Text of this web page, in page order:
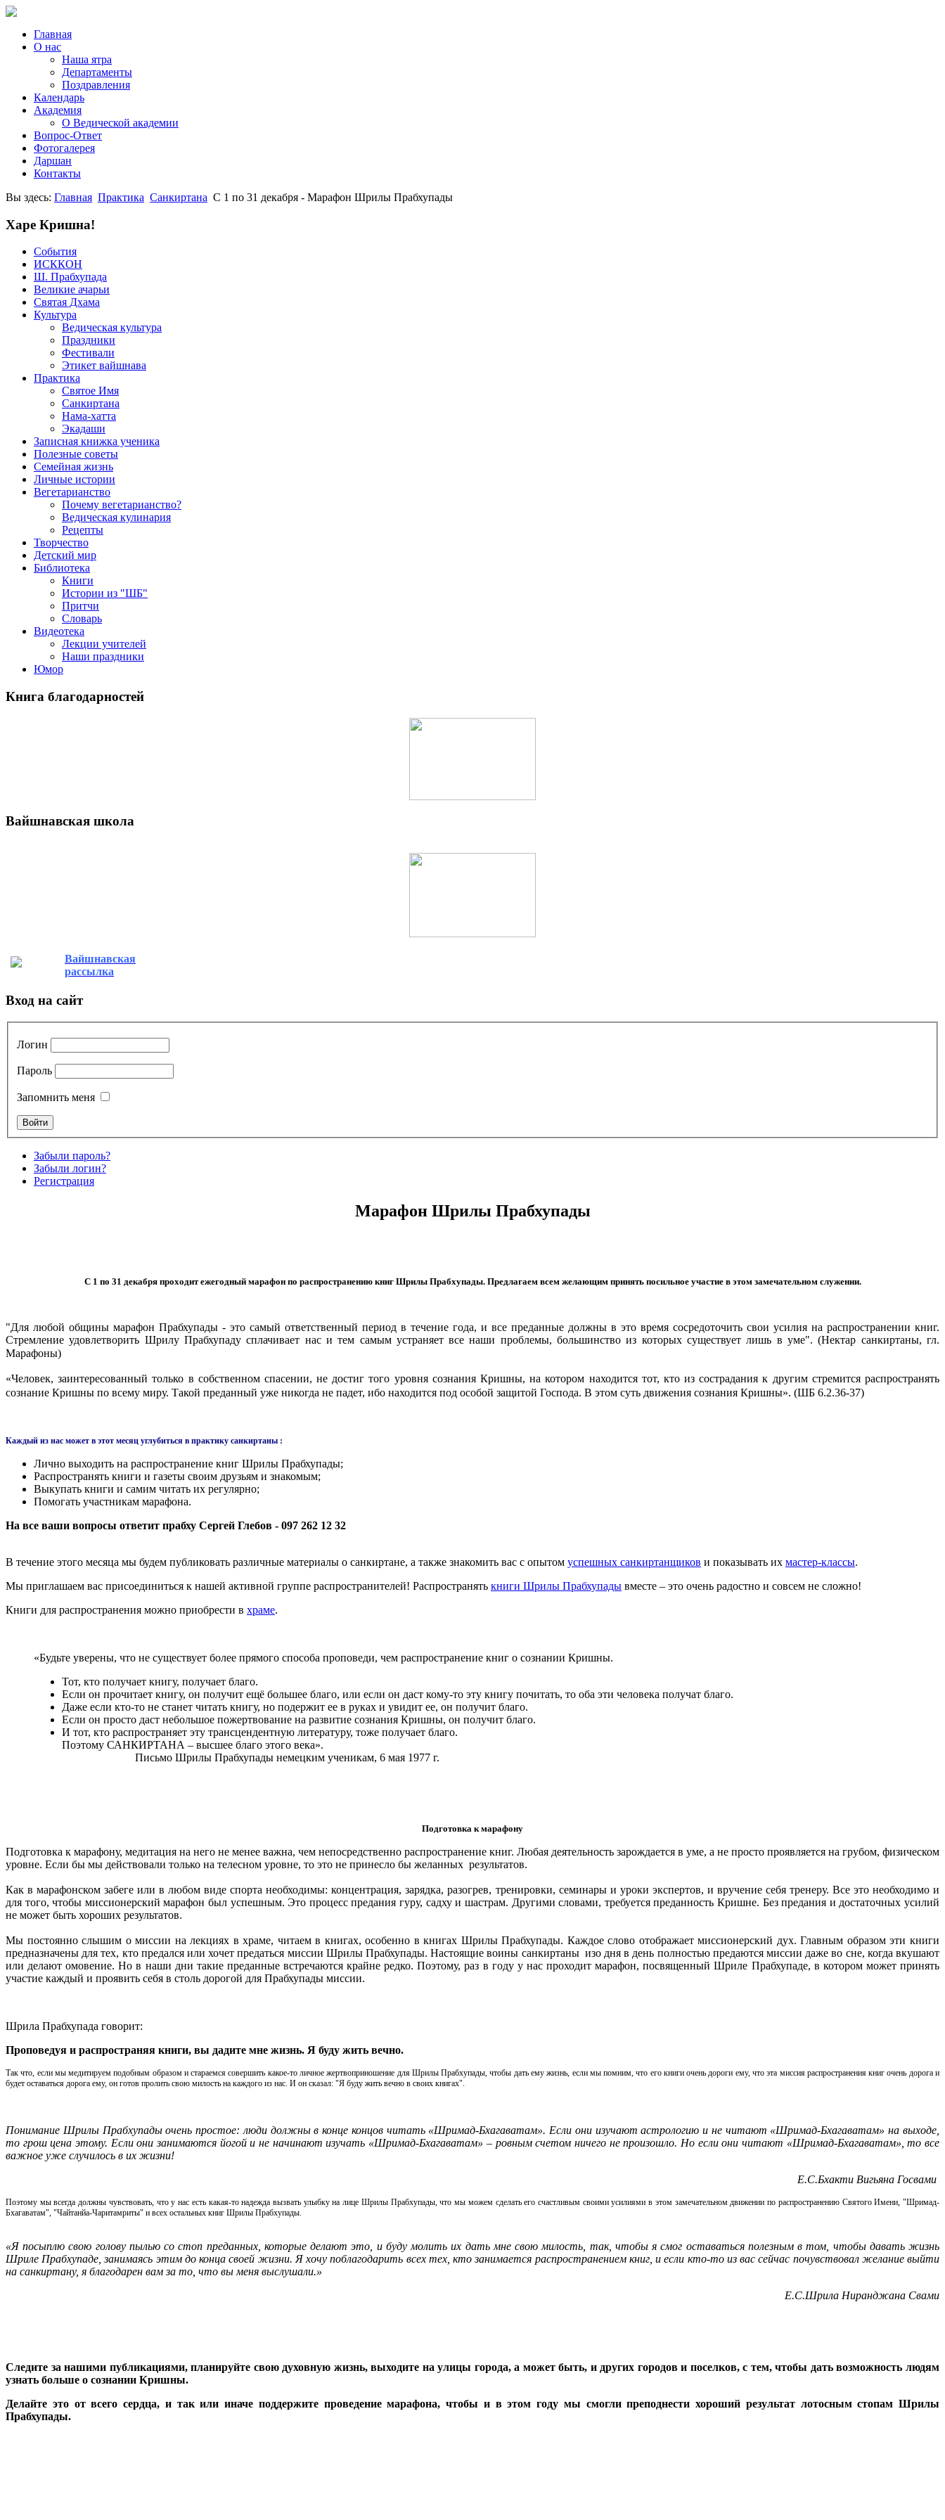
Главная
О нас
Наша ятра
Департаменты
Поздравления
Календарь
Академия
О Ведической академии
Вопрос-Ответ
Фотогалерея
Даршан
Контакты
Вы здесь: Главная Практика Санкиртана С 1 по 31 декабря - Марафон Шрилы Прабхупады
Харе Кришна!
События
ИСККОН
Ш. Прабхупада
Великие ачарьи
Святая Дхама
Культура
Ведическая культура
Праздники
Фестивали
Этикет вайшнава
Практика
Святое Имя
Санкиртана
Нама-хатта
Экадаши
Записная книжка ученика
Полезные советы
Семейная жизнь
Личные истории
Вегетарианство
Почему вегетарианство?
Ведическая кулинария
Рецепты
Творчество
Детский мир
Библиотека
Книги
Истории из "ШБ"
Притчи
Словарь
Видеотека
Лекции учителей
Наши праздники
Юмор
Книга благодарностей
Вайшнавская школа
Вайшнавская
рассылка
Вход на сайт
Логин
Пароль
Запомнить меня
Забыли пароль?
Забыли логин?
Регистрация
Марафон Шрилы Прабхупады
С 1 по 31 декабря проходит ежегодный марафон по распространению книг Шрилы Прабхупады. Предлагаем всем желающим принять посильное участие в этом замечательном служении.
"Для любой общины марафон Прабхупады - это самый ответственный период в течение года, и все преданные должны в это время сосредоточить свои усилия на распространении книг.
Стремление удовлетворить Шрилу Прабхупаду сплачивает нас и тем самым устраняет все наши проблемы, большинство из которых существует лишь в уме". (Нектар санкиртаны, гл.
Марафоны)
«Человек, заинтересованный только в собственном спасении, не достиг того уровня сознания Кришны, на котором находится тот, кто из сострадания к другим стремится распространять
сознание Кришны по всему миру. Такой преданный уже никогда не падет, ибо находится под особой защитой Господа. В этом суть движения сознания Кришны». (ШБ 6.2.36-37)
Каждый из нас может в этот месяц углубиться в практику санкиртаны :
Лично выходить на распространение книг Шрилы Прабхупады;
Распространять книги и газеты своим друзьям и знакомым;
Выкупать книги и самим читать их регулярно;
Помогать участникам марафона.
На все ваши вопросы ответит прабху Сергей Глебов - 097 262 12 32
В течение этого месяца мы будем публиковать различные материалы о санкиртане, а также знакомить вас с опытом успешных санкиртанщиков и показывать их мастер-классы.
Мы приглашаем вас присоединиться к нашей активной группе распространителей! Распространять книги Шрилы Прабхупады вместе – это очень радостно и совсем не сложно!
Книги для распространения можно приобрести в храме.
«Будьте уверены, что не существует более прямого способа проповеди, чем распространение книг о сознании Кришны.
Тот, кто получает книгу, получает благо.
Если он прочитает книгу, он получит ещё большее благо, или если он даст кому-то эту книгу почитать, то оба эти человека получат благо.
Даже если кто-то не станет читать книгу, но подержит ее в руках и увидит ее, он получит благо.
Если он просто даст небольшое пожертвование на развитие сознания Кришны, он получит благо.
И тот, кто распространяет эту трансцендентную литературу, тоже получает благо.
Поэтому САНКИРТАНА – высшее благо этого века».
Письмо Шрилы Прабхупады немецким ученикам, 6 мая 1977 г.
Подготовка к марафону
Подготовка к марафону, медитация на него не менее важна, чем непосредственно распространение книг. Любая деятельность зарождается в уме, а не просто проявляется на грубом, физическом
уровне. Если бы мы действовали только на телесном уровне, то это не принесло бы желанных результатов.
Как в марафонском забеге или в любом виде спорта необходимы: концентрация, зарядка, разогрев, тренировки, семинары и уроки экспертов, и вручение себя тренеру. Все это необходимо и
для того, чтобы миссионерский марафон был успешным. Это процесс предания гуру, садху и шастрам. Другими словами, требуется преданность Кришне. Без предания и достаточных усилий
не может быть хороших результатов.
Мы постоянно слышим о миссии на лекциях в храме, читаем в книгах, особенно в книгах Шрилы Прабхупады. Каждое слово отображает миссионерский дух. Главным образом эти книги
предназначены для тех, кто предался или хочет предаться миссии Шрилы Прабхупады. Настоящие воины санкиртаны изо дня в день полностью предаются миссии даже во сне, когда вкушают
или делают омовение. Но в наши дни такие преданные встречаются крайне редко. Поэтому, раз в году у нас проходит марафон, посвященный Шриле Прабхупаде, в котором может принять
участие каждый и проявить себя в столь дорогой для Прабхупады миссии.
Шрила Прабхупада говорит:
Проповедуя и распространяя книги, вы дадите мне жизнь. Я буду жить вечно.
Так что, если мы медитируем подобным образом и стараемся совершить какое-то личное жертвоприношение для Шрилы Прабхупады, чтобы дать ему жизнь, если мы помним, что его книги очень дороги ему, что эта миссия распространения книг очень дорога и
будет оставаться дорога ему, он готов пролить свою милость на каждого из нас. И он сказал: "Я буду жить вечно в своих книгах".
Понимание Шрилы Прабхупады очень простое: люди должны в конце концов читать «Шримад-Бхагаватам». Если они изучают астрологию и не читают «Шримад-Бхагаватам» на выходе,
то грош цена этому. Если они занимаются йогой и не начинают изучать «Шримад-Бхагаватам» – ровным счетом ничего не произошло. Но если они читают «Шримад-Бхагаватам», то все
важное уже случилось в их жизни!
Е.С.Бхакти Вигьяна Госвами
Поэтому мы всегда должны чувствовать, что у нас есть какая-то надежда вызвать улыбку на лице Шрилы Прабхупады, что мы можем сделать его счастливым своими усилиями в этом замечательном движении по распространению Святого Имени, "Шримад-
Бхагаватам", "Чайтанйа-Чаритамриты" и всех остальных книг Шрилы Прабхупады.
«Я посыплю свою голову пылью со стоп преданных, которые делают это, и буду молить их дать мне свою милость, так, чтобы я смог оставаться полезным в том, чтобы давать жизнь
Шриле Прабхупаде, занимаясь этим до конца своей жизни. Я хочу поблагодарить всех тех, кто занимается распространением книг, и если кто-то из вас сейчас почувствовал желание выйти
на санкиртану, я благодарен вам за то, что вы меня выслушали.»
Е.С.Шрила Ниранджана Свами
Следите за нашими публикациями, планируйте свою духовную жизнь, выходите на улицы города, а может быть, и других городов и поселков, с тем, чтобы дать возможность людям
узнать больше о сознании Кришны.
Делайте это от всего сердца, и так или иначе поддержите проведение марафона, чтобы и в этом году мы смогли преподнести хороший результат лотосным стопам Шрилы
Прабхупады.